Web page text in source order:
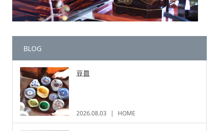
BLOG
豆皿
2026.08.03 HOME